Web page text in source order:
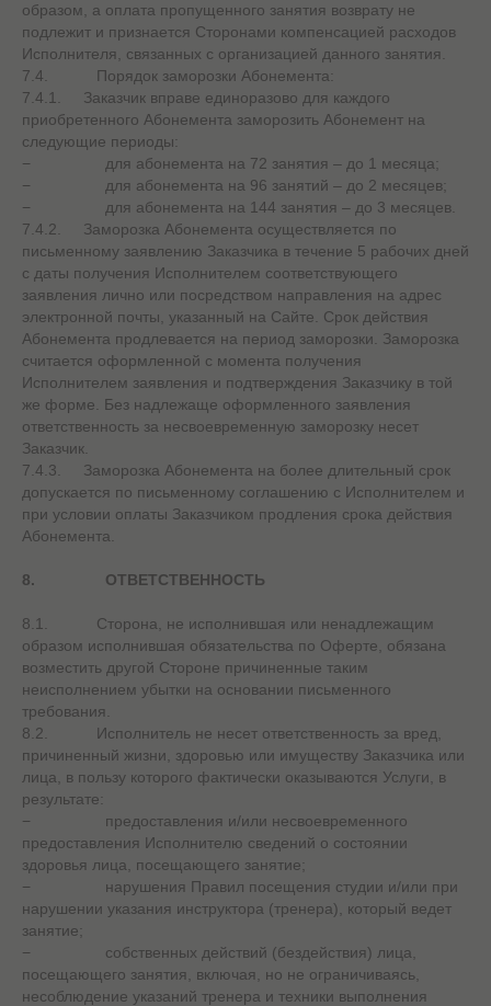
образом, а оплата пропущенного занятия возврату не
подлежит и признается Сторонами компенсацией расходов
Исполнителя, связанных с организацией данного занятия.
7.4. Порядок заморозки Абонемента:
7.4.1. Заказчик вправе единоразово для каждого
приобретенного Абонемента заморозить Абонемент на
следующие периоды:
− для абонемента на 72 занятия – до 1 месяца;
− для абонемента на 96 занятий – до 2 месяцев;
− для абонемента на 144 занятия – до 3 месяцев.
7.4.2. Заморозка Абонемента осуществляется по
письменному заявлению Заказчика в течение 5 рабочих дней
с даты получения Исполнителем соответствующего
заявления лично или посредством направления на адрес
электронной почты, указанный на Сайте. Срок действия
Абонемента продлевается на период заморозки. Заморозка
считается оформленной с момента получения
Исполнителем заявления и подтверждения Заказчику в той
же форме. Без надлежаще оформленного заявления
ответственность за несвоевременную заморозку несет
Заказчик.
7.4.3. Заморозка Абонемента на более длительный срок
допускается по письменному соглашению с Исполнителем и
при условии оплаты Заказчиком продления срока действия
Абонемента.
8. ОТВЕТСТВЕННОСТЬ
8.1. Сторона, не исполнившая или ненадлежащим
образом исполнившая обязательства по Оферте, обязана
возместить другой Стороне причиненные таким
неисполнением убытки на основании письменного
требования.
8.2. Исполнитель не несет ответственность за вред,
причиненный жизни, здоровью или имуществу Заказчика или
лица, в пользу которого фактически оказываются Услуги, в
результате:
− предоставления и/или несвоевременного
предоставления Исполнителю сведений о состоянии
здоровья лица, посещающего занятие;
− нарушения Правил посещения студии и/или при
нарушении указания инструктора (тренера), который ведет
занятие;
− собственных действий (бездействия) лица,
посещающего занятия, включая, но не ограничиваясь,
несоблюдение указаний тренера и техники выполнения